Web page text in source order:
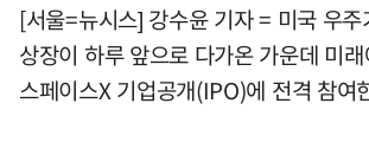
[서울=뉴시스] 강수윤 기자 = 미국 우
상장이 하루 앞으로 다가온 가운데 미
스페이스X 기업공개(IPO)에 전격 참여